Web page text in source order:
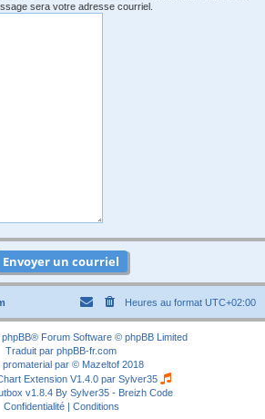
sera votre adresse courriel.
Heures au format UTC+02:00
phpBB® Forum Software © phpBB Limited
Traduit par phpBB-fr.com
promaterial par © Mazeltof 2018
Extension V1.4.0 par Sylver35
v1.8.4 By Sylver35 - Breizh Code
Confidentialité| Conditions